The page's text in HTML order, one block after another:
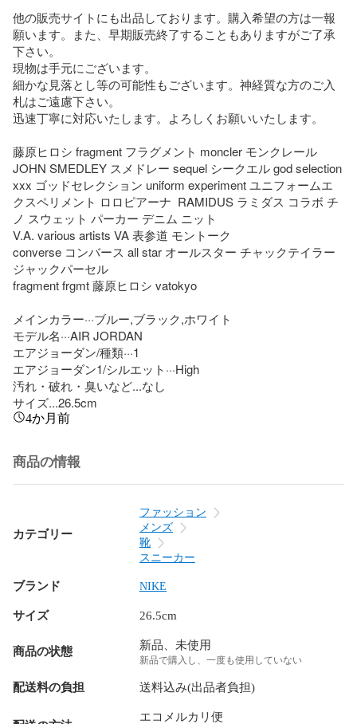
他の販売サイトにも出品しております。購入希望の方は一報
願います。また、早期販売終了することもありますがご了承
下さい。
現物は手元にございます。
細かな見落とし等の可能性もございます。神経質な方のご入
札はご遠慮下さい。
迅速丁寧に対応いたします。よろしくお願いいたします。
藤原ヒロシ fragment フラグメント moncler モンクレール
JOHN SMEDLEY スメドレー sequel シークエル god selection
xxx ゴッドセレクション uniform experiment ユニフォームエ
クスペリメント ロロピアーナ  RAMIDUS ラミダス コラボ チ
ノ スウェット パーカー デニム ニット
V.A. various artists VA 表参道 モントーク
converse コンバース all star オールスター チャックテイラー
ジャックパーセル
fragment frgmt 藤原ヒロシ vatokyo
メインカラー···ブルー,ブラック,ホワイト
モデル名···AIR JORDAN
エアジョーダン/種類···1
エアジョーダン1/シルエット···High
汚れ・破れ・臭いなど...なし
サイズ...26.5cm
4か月前
商品の情報
カテゴリー
ファッション
メンズ
靴
スニーカー
ブランド NIKE
サイズ 26.5cm
商品の状態 新品、未使用
新品で購入し、一度も使用していない
配送料の負担 送料込み(出品者負担)
エコメルカリ便